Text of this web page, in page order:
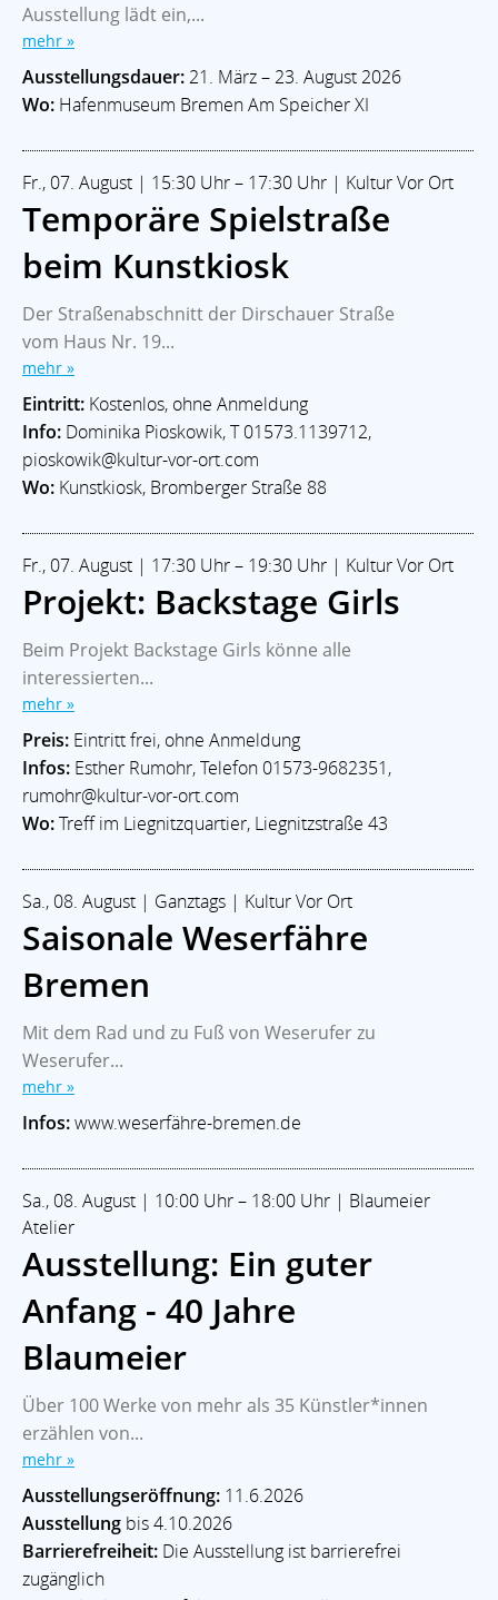
Ausstellung lädt ein,...
mehr »
Ausstellungsdauer:21. März – 23. August 2026
Wo: Hafenmuseum Bremen Am Speicher XI
Fr., 07. August | 15:30 Uhr – 17:30 Uhr | Kultur Vor Ort
Temporäre Spielstraße
beim Kunstkiosk
Der Straßenabschnitt der Dirschauer Straße
vom Haus Nr. 19...
mehr »
Eintritt: Kostenlos, ohne Anmeldung
Info: Dominika Pioskowik, T 01573.1139712,
pioskowik@kultur-vor-ort.com
Wo: Kunstkiosk, Bromberger Straße 88
Fr., 07. August | 17:30 Uhr – 19:30 Uhr | Kultur Vor Ort
Projekt: Backstage Girls
Beim Projekt Backstage Girls könne alle
interessierten...
mehr »
Preis: Eintritt frei, ohne Anmeldung
Infos: Esther Rumohr, Telefon 01573-9682351,
rumohr@kultur-vor-ort.com
Wo:Treff im Liegnitzquartier, Liegnitzstraße 43
Sa., 08. August | Ganztags | Kultur Vor Ort
Saisonale Weserfähre
Bremen
Mit dem Rad und zu Fuß von Weserufer zu
Weserufer...
mehr »
Infos:www.weserfähre-bremen.de
Sa., 08. August | 10:00 Uhr – 18:00 Uhr | Blaumeier
Atelier
Ausstellung: Ein guter
Anfang - 40 Jahre
Blaumeier
Über 100 Werke von mehr als 35 Künstler*innen
erzählen von...
mehr »
Ausstellungseröffnung: 11.6.2026
Ausstellung bis 4.10.2026
Barrierefreiheit: Die Ausstellung ist barrierefrei
zugänglich